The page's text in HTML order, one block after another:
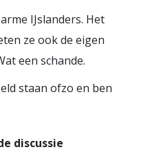
IJslanders. Het
ze ook de eigen
een schande.
staan ofzo en ben
discussie